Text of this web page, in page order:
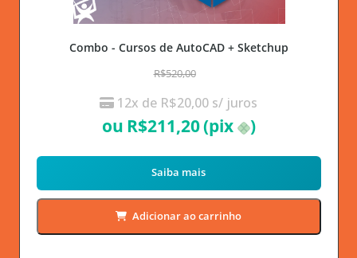
Combo - Cursos de AutoCAD + Sketchup
R$520,00
12x de R$20,00 s/ juros
ou R$211,20(pix )
Saiba mais
Adicionar ao carrinho